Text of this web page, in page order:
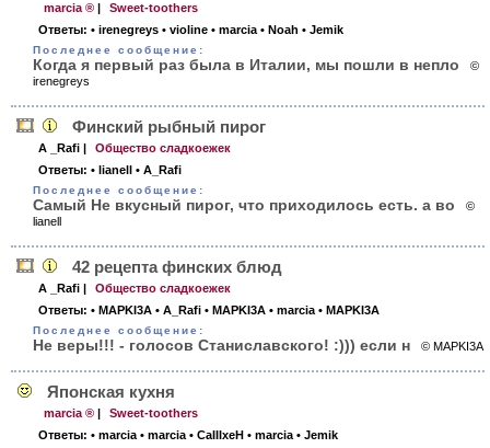
marcia ® |
Sweet-toothers
Ответы: • irenegreys • violine • marcia • Noah • Jemik
Последнее сообщение:
Когда я первый раз была в Италии, мы пошли в непло
©
irenegreys
Финский рыбный пирог
A _Rafi |
Общество сладкоежек
Ответы: • lianell • A_Rafi
Последнее сообщение:
Самый Не вкусный пирог, что приходилось есть. а во
©
lianell
42 рецепта финских блюд
A _Rafi |
Общество сладкоежек
Ответы: • MAPKI3A • A_Rafi • MAPKI3A • marcia • MAPKI3A
Последнее сообщение:
Не веры!!! - голосов Станиславского! :))) если н © MAPKI3A
Японская кухня
marcia ® |
Sweet-toothers
Ответы: • marcia • marcia • CaIIIxeH • marcia • Jemik